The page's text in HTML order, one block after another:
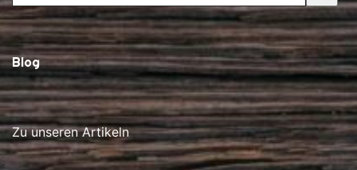
Blog
Zu unseren Artikeln